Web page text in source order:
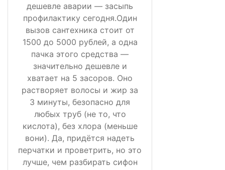
дешевле аварии — засыпь
профилактику сегодня.Один
вызов сантехника стоит от
1500 до 5000 рублей, а одна
пачка этого средства —
значительно дешевле и
хватает на 5 засоров. Оно
растворяет волосы и жир за
3 минуты, безопасно для
любых труб (не то, что
кислота), без хлора (меньше
вони). Да, придётся надеть
перчатки и проветрить, но это
лучше, чем разбирать сифон